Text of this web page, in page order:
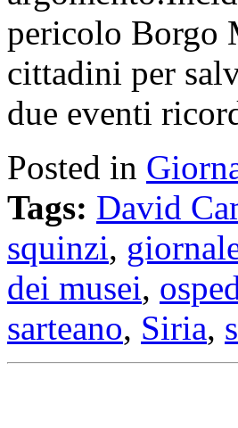
pericolo Borgo
cittadini per
due eventi
Posted in
Tags: David
squinzi,
dei musei,
sarteano, Siria,